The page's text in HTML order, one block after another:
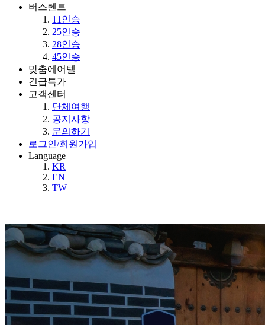
버스렌트
11인승
25인승
28인승
45인승
맞춤에어텔
긴급특가
고객센터
단체여행
공지사항
문의하기
로그인/회원가입
Language
KR
EN
TW